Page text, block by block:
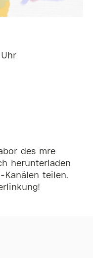
Uhr
des mre
herunterladen
teilen.